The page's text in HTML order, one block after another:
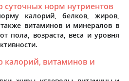
суточных норм нутриентов
калорий, белков, жиров,
витаминов и минералов в
пола, возраста, веса и уровня
калорий, витаминов и